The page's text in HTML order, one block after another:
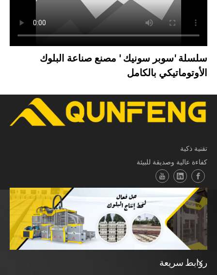
سلسلة 'سوبر سونيك ' مصنع صناعة البلوك
الأوتوماتيكي بالكامل
تقنية ذكية
كفاءة عالية وصديقة للبيئة
روابط سريعة